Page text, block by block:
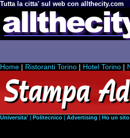
Tutta la citta' sul web con allthecity.com
Home | Ristoranti Torino | Hotel Torino |
Universita' | Politecnico | Advertising | Ho un sito